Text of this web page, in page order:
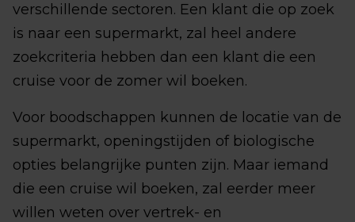
verschillende sectoren. Een klant die op zoek
is naar een supermarkt, zal heel andere
zoekcriteria hebben dan een klant die een
cruise voor de zomer wil boeken.
Voor boodschappen kunnen de locatie van de
supermarkt, openingstijden of biologische
opties belangrijke punten zijn. Maar iemand
die een cruise wil boeken, zal eerder meer
willen weten over vertrek- en